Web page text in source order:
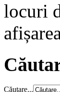
locuri
Căutare...